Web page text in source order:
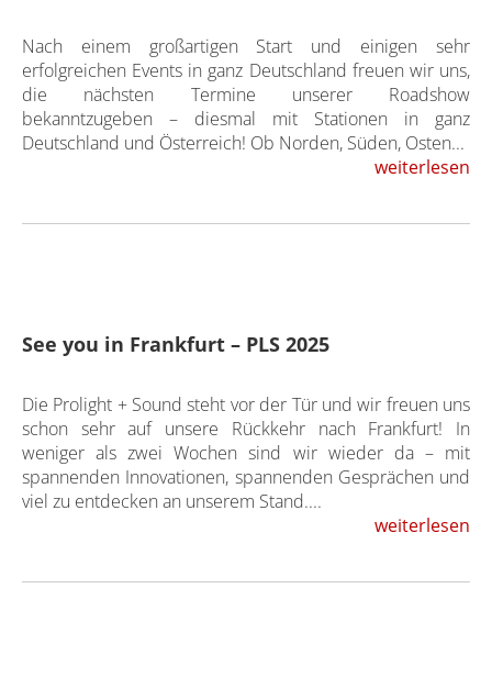
Nach einem großartigen Start und einigen sehr
erfolgreichen Events in ganz Deutschland freuen wir uns,
die nächsten Termine unserer Roadshow
bekanntzugeben – diesmal mit Stationen in ganz
Deutschland und Österreich! Ob Norden, Süden, Osten...
weiterlesen
See you in Frankfurt – PLS 2025
Die Prolight + Sound steht vor der Tür und wir freuen uns
schon sehr auf unsere Rückkehr nach Frankfurt! In
weniger als zwei Wochen sind wir wieder da – mit
spannenden Innovationen, spannenden Gesprächen und
viel zu entdecken an unserem Stand....
weiterlesen